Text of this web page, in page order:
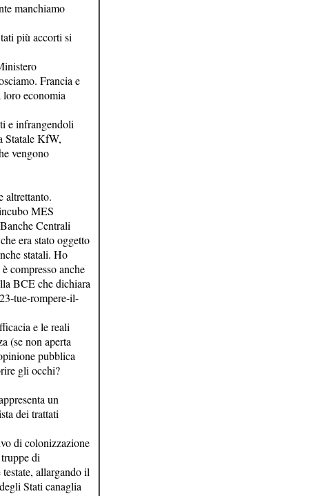
manchiamo
più accorti si
Francia e
loro economia
e infrangendoli
Statale KfW,
vengono
altrettanto.
MES
Centrali
era stato oggetto
statali. Ho
compresso anche
BCE che dichiara
tue-rompere-il-
e le reali
(se non aperta
pubblica
gli occhi?
un
dei trattati
di colonizzazione
di
allargando il
Stati canaglia